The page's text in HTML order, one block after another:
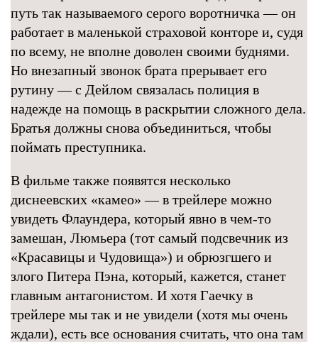
путь так называемого серого воротничка — он
работает в маленькой страховой конторе и, судя
по всему, не вполне доволен своими буднями.
Но внезапный звонок брата прерывает его
рутину — с Дейлом связалась полиция в
надежде на помощь в раскрытии сложного дела.
Братья должны снова объединиться, чтобы
поймать преступника.
В фильме также появятся несколько
диснеевских «камео» — в трейлере можно
увидеть Флаундера, который явно в чем-то
замешан, Люмьера (тот самый подсвечник из
«Красавицы и Чудовища») и обрюзгшего и
злого Питера Пэна, который, кажется, станет
главным антагонистом. И хотя Гаечку в
трейлере мы так и не увидели (хотя мы очень
ждали), есть все основания считать, что она там